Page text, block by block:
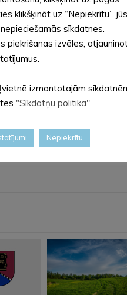
klikšķināt uz “Nepiekrītu”,
sīkdatnes.
piekrišanas izvēles,
izmantotajām
"Sīkdatņu politika"
Nepiekrītu